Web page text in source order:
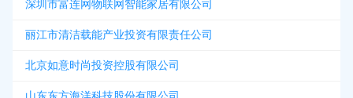
深圳市富连网物联网智能家居有限公司
丽江市清洁载能产业投资有限责任公司
北京如意时尚投资控股有限公司